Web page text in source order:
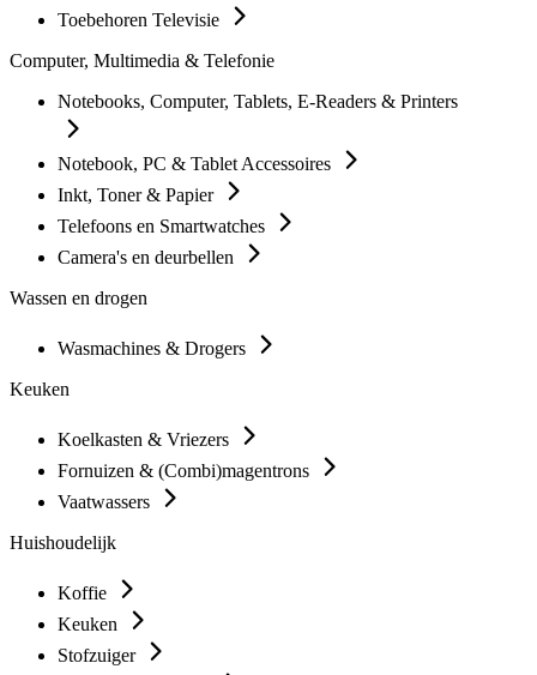
Toebehoren Televisie
Computer, Multimedia & Telefonie
Notebooks, Computer, Tablets, E-Readers & Printers
Notebook, PC & Tablet Accessoires
Inkt, Toner & Papier
Telefoons en Smartwatches
Camera's en deurbellen
Wassen en drogen
Wasmachines & Drogers
Keuken
Koelkasten & Vriezers
Fornuizen & (Combi)magentrons
Vaatwassers
Huishoudelijk
Koffie
Keuken
Stofzuiger